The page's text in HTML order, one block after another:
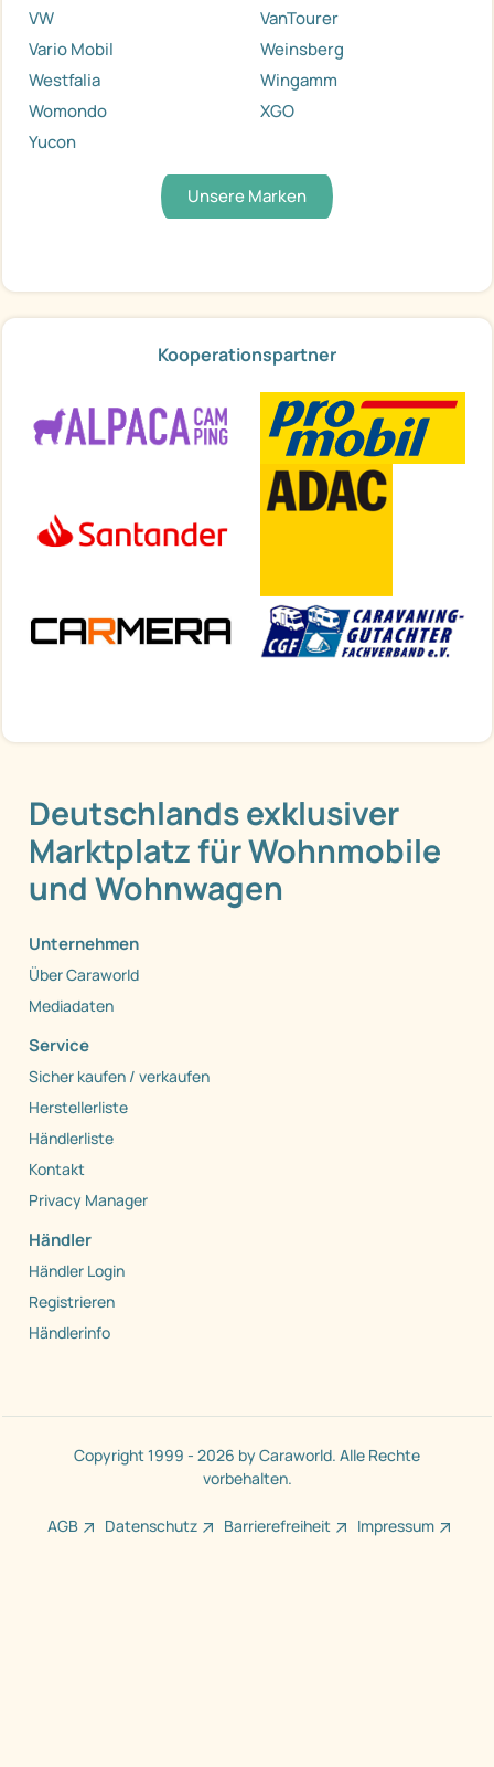
VW
VanTourer
Vario Mobil
Weinsberg
Westfalia
Wingamm
Womondo
XGO
Yucon
Unsere Marken
Kooperationspartner
Deutschlands exklusiver
Marktplatz für Wohnmobile
und Wohnwagen
Unternehmen
Über Caraworld
Mediadaten
Service
Sicher kaufen / verkaufen
Herstellerliste
Händlerliste
Kontakt
Privacy Manager
Händler
Händler Login
Registrieren
Händlerinfo
Copyright 1999 - 2026 by Caraworld. Alle Rechte
vorbehalten.
AGB Datenschutz Barrierefreiheit Impressum